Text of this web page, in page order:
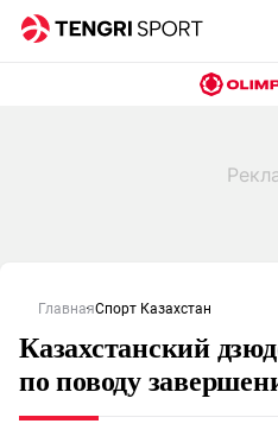
ГлавнаяСпорт Казахстан
Казахстанский
по поводу